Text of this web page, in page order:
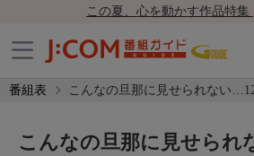
この夏、心を動かす作品特集
番組表 こんなの旦那に見せられない
こんなの旦那に見せられ